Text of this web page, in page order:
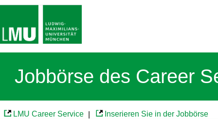
Jobbörse des Career
LMU Career Service | Inserieren Sie in der Jobbörse